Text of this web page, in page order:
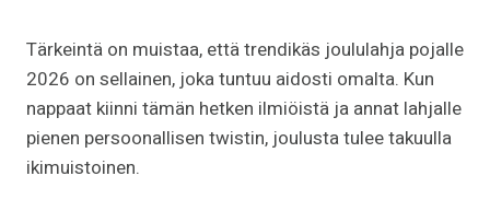
Tärkeintä on muistaa, että trendikäs joululahja pojalle
2026 on sellainen, joka tuntuu aidosti omalta. Kun
nappaat kiinni tämän hetken ilmiöistä ja annat lahjalle
pienen persoonallisen twistin, joulusta tulee takuulla
ikimuistoinen.